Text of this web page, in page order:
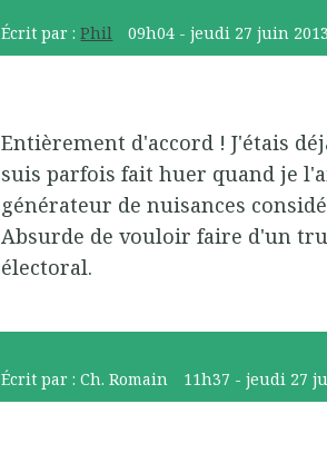
Écrit par :Phil 09h04 -jeudi 27 juin 2013
Entièrement d'accord ! J'étais
suis parfois fait huer quand je
générateur de nuisances
Absurde de vouloir faire d'un
électoral.
Écrit par :Ch. Romain 11h37 -jeudi 27